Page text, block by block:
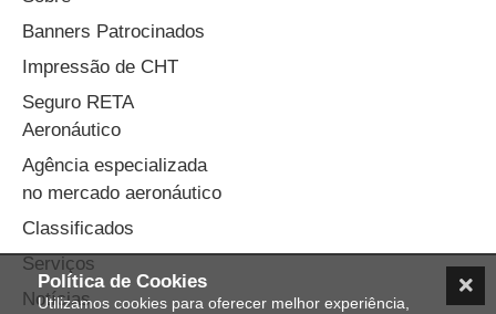
Banners Patrocinados
Impressão de CHT
Seguro RETA
Aeronáutico
Agência especializada
no mercado aeronáutico
Classificados
Serviços
Notícias
Política de Cookies
Utilizamos cookies para oferecer melhor experiência,